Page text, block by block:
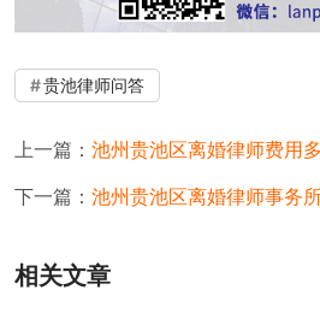
贵池律师问答
上一篇： 池州贵池区离婚律师费用
下一篇： 池州贵池区离婚律师事务
相关文章